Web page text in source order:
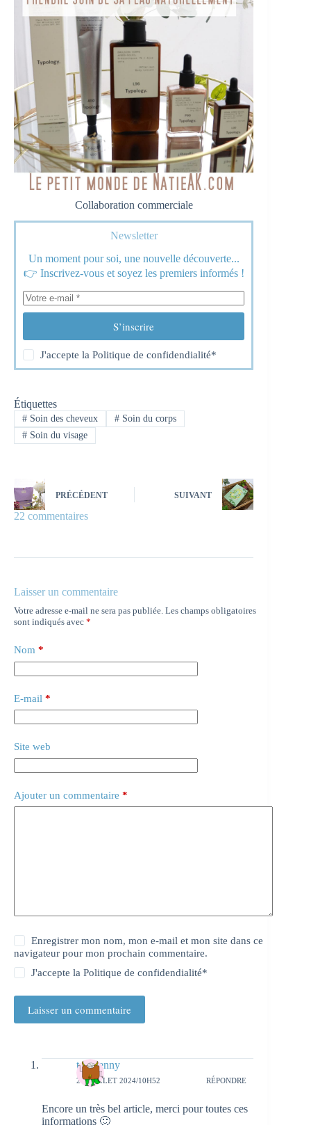
Collaboration commerciale
Newsletter
Un moment pour soi, une nouvelle découverte...
👉 Inscrivez-vous et soyez les premiers informés !
S’inscrire
J'accepte laPolitique de confidendialité*
Étiquettes
#Soin des cheveux #Soin du corps
#Soin du visage
PRÉCÉDENT SUIVANT
22 commentaires
Laisser un commentaire
Votre adresse e-mail ne sera pas publiée. Les champs obligatoires
sont indiqués avec *
Nom *
E-mail *
Site web
Ajouter un commentaire *
Enregistrer mon nom, mon e-mail et mon site dans ce
navigateur pour mon prochain commentaire.
J'accepte laPolitique de confidendialité*
Laisser un commentaire
testejenny
23 JUILLET 2024/10H52 RÉPONDRE
Encore un très bel article, merci pour toutes ces
informations 🙂